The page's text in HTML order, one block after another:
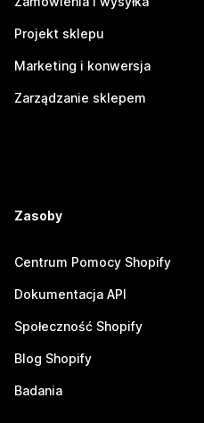
Projekt sklepu
Marketing i konwersja
Zarządzanie sklepem
Zasoby
Centrum Pomocy Shopify
Dokumentacja API
Społeczność Shopify
Blog Shopify
Badania